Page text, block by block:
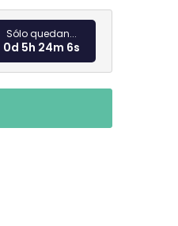
Medir
Sólo quedan...
0d 5h 24m 5s